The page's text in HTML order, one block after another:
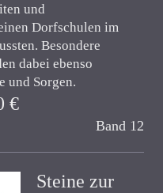
und
Dorfschulen im
Besondere
dabei ebenso
und Sorgen.
€
Band 12
Steine zur